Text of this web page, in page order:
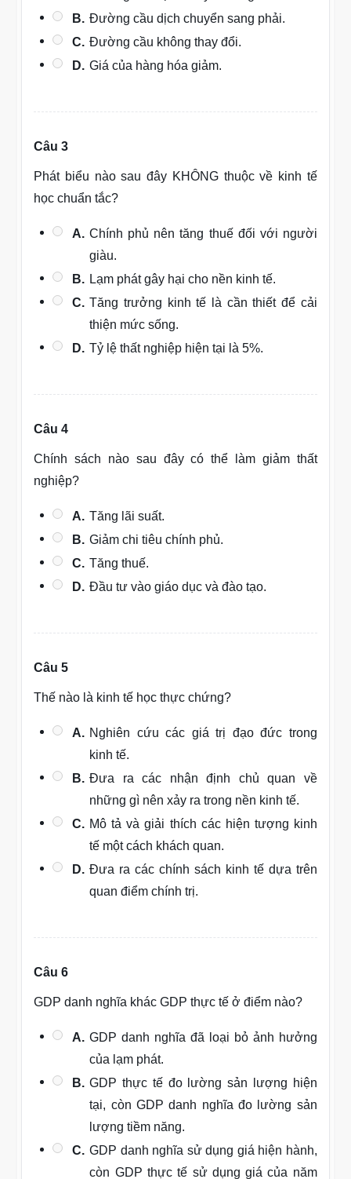
B. Đường cầu dịch chuyển sang phải.
C. Đường cầu không thay đổi.
D. Giá của hàng hóa giảm.
Câu 3
Phát biểu nào sau đây KHÔNG thuộc về kinh tế
học chuẩn tắc?
A. Chính phủ nên tăng thuế đối với người
giàu.
B. Lạm phát gây hại cho nền kinh tế.
C. Tăng trưởng kinh tế là cần thiết để cải
thiện mức sống.
D. Tỷ lệ thất nghiệp hiện tại là 5%.
Câu 4
Chính sách nào sau đây có thể làm giảm thất
nghiệp?
A. Tăng lãi suất.
B. Giảm chi tiêu chính phủ.
C. Tăng thuế.
D. Đầu tư vào giáo dục và đào tạo.
Câu 5
Thế nào là kinh tế học thực chứng?
A. Nghiên cứu các giá trị đạo đức trong
kinh tế.
B. Đưa ra các nhận định chủ quan về
những gì nên xảy ra trong nền kinh tế.
C. Mô tả và giải thích các hiện tượng kinh
tế một cách khách quan.
D. Đưa ra các chính sách kinh tế dựa trên
quan điểm chính trị.
Câu 6
GDP danh nghĩa khác GDP thực tế ở điểm nào?
A. GDP danh nghĩa đã loại bỏ ảnh hưởng
của lạm phát.
B. GDP thực tế đo lường sản lượng hiện
tại, còn GDP danh nghĩa đo lường sản
lượng tiềm năng.
C. GDP danh nghĩa sử dụng giá hiện hành,
còn GDP thực tế sử dụng giá của năm